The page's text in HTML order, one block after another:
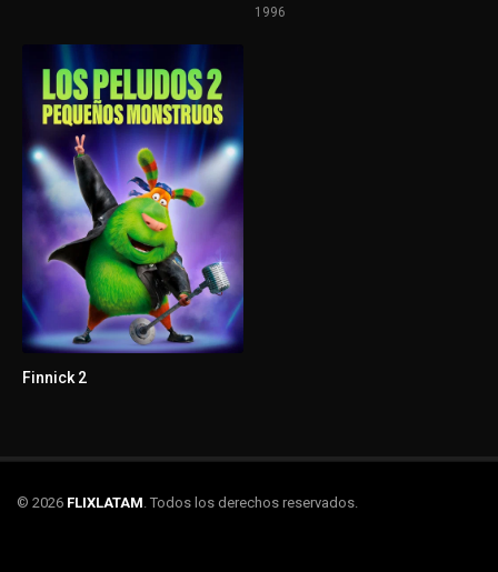
1996
Finnick 2
© 2026 FLIXLATAM. Todos los derechos reservados.